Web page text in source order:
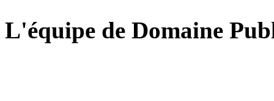
L'équipe de Domaine